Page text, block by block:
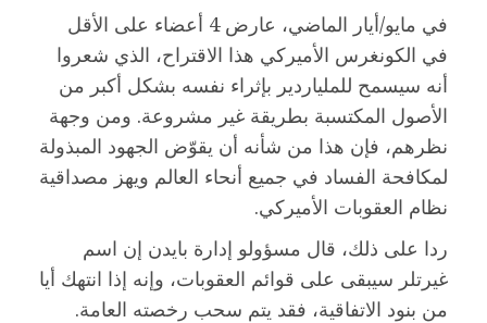
في مايو/أيار الماضي، عارض 4 أعضاء على الأقل
في الكونغرس الأميركي هذا الاقتراح، الذي شعروا
أنه سيسمح للملياردير بإثراء نفسه بشكل أكبر من
الأصول المكتسبة بطريقة غير مشروعة. ومن وجهة
نظرهم، فإن هذا من شأنه أن يقوّض الجهود المبذولة
لمكافحة الفساد في جميع أنحاء العالم ويهز مصداقية
نظام العقوبات الأميركي.
ردا على ذلك، قال مسؤولو إدارة بايدن إن اسم
غيرتلر سيبقى على قوائم العقوبات، وإنه إذا انتهك أيا
من بنود الاتفاقية، فقد يتم سحب رخصته العامة.